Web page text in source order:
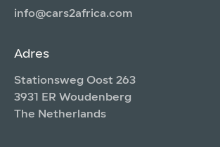
info@cars2africa.com
Adres
Stationsweg Oost 263
3931 ER Woudenberg
The Netherlands